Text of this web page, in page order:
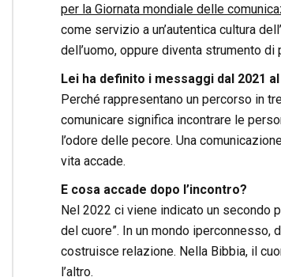
per la Giornata mondiale delle
come servizio a un’autentica cultura
dell’uomo, oppure diventa strumento
Lei ha definito i messaggi dal 2021
Perché rappresentano un percorso in
comunicare significa incontrare le
l’odore delle pecore. Una
vita accade.
E cosa accade dopo l’incontro?
Nel 2022 ci viene indicato un secondo
del cuore”. In un mondo
costruisce relazione. Nella Bibbia, il
l’altro.